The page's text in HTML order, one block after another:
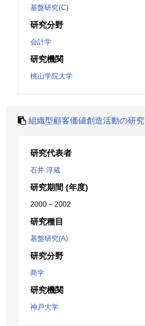
基盤研究(C)
研究分野
会計学
研究機関
桃山学院大学
組織型顧客価値創造活動の研究
研究代表者
石井 淳蔵
研究期間 (年度)
2000 – 2002
研究種目
基盤研究(A)
研究分野
商学
研究機関
神戸大学